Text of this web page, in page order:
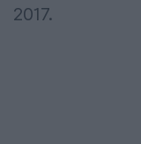
2017.